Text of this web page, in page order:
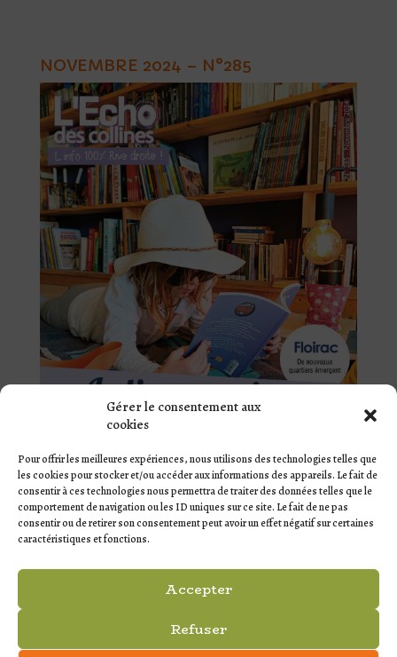
Gérer le consentement aux
cookies
Pour offrir les meilleures expériences, nous utilisons des technologies telles que
les cookies pour stocker et/ou accéder aux informations des appareils. Le fait de
consentir à ces technologies nous permettra de traiter des données telles que le
comportement de navigation ou les ID uniques sur ce site. Le fait de ne pas
consentir ou de retirer son consentement peut avoir un effet négatif sur certaines
caractéristiques et fonctions.
Accepter
Refuser
NOVEMBRE 2024 – N°285
ARTICLES RÉCENTS
Les Lyriques de Quinsac et de Camblanes-et-Meynac